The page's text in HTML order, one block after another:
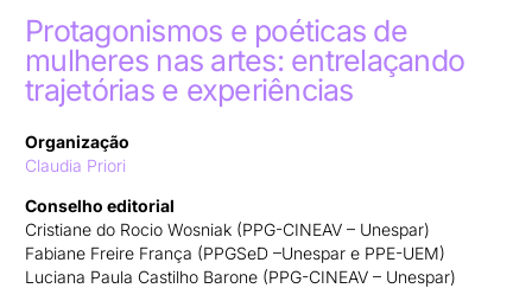
Protagonismos e poéticas de
mulheres nas artes: entrelaçando
trajetórias e experiências
Organização
Claudia Priori
Conselho editorial
Cristiane do Rocio Wosniak (PPG-CINEAV – Unespar)
Fabiane Freire França (PPGSeD –Unespar e PPE-UEM)
Luciana Paula Castilho Barone (PPG-CINEAV – Unespar)